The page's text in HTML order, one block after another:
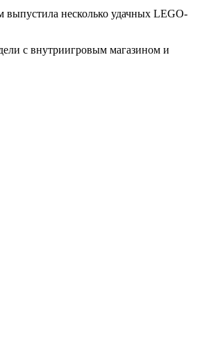
выпустила несколько удачных LEGO-
с внутриигровым магазином и